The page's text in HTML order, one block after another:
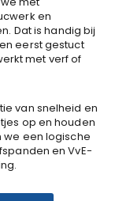
en
Dat is handig bij
eerst gestuct
met verf of
van snelheid en
op en houden
we een logische
en VvE-